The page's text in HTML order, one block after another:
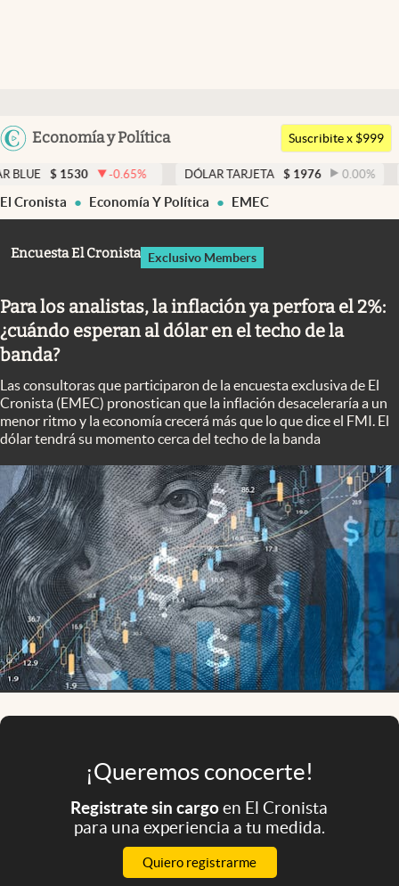
Argentina
Economía y Política
Members
Economía y Política
Finanzas y Mercados
Columnistas
Otras secciones
Infotechnology
Clase
Clima
Mundial 2026
Eventos Corporativos
El Cronista Studio
Mediakit
abre en nueva pestaña
Argentina
Suscribite x $999
-0.65% DÓLAR TARJETA $ 1976 0.00% DÓLAR MEP
El Cronista Economía Y Política EMEC
Encuesta El Cronista Exclusivo Members
Para los analistas, la inflación ya perfora el 2%:
¿cuándo esperan al dólar en el techo de la
banda?
Las consultoras que participaron de la encuesta exclusiva de El
Cronista (EMEC) pronostican que la inflación desaceleraría a un
menor ritmo y la economía crecerá más que lo que dice el FMI. El
dólar tendrá su momento cerca del techo de la banda
¡Queremos conocerte!
Registrate sin cargoen El Cronista
para una experiencia a tu medida.
Quiero registrarme